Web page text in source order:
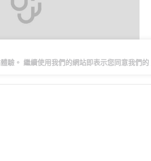
驗。 繼續使用我們的網站即表示您同意我們的